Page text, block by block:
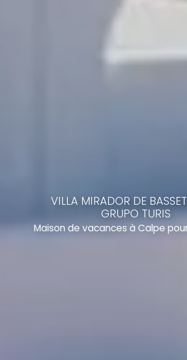
VILLA MIRADOR DE
GRUPO TURIS
Maison de vacances à Calpe